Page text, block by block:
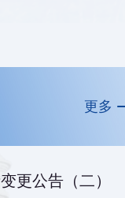
更多
更公告（二）